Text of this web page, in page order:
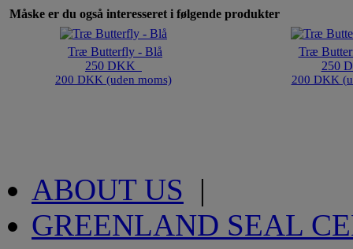
Måske er du også interesseret i følgende produkter
Træ Butterfly - Blå
250 DKK
200 DKK (uden moms)
Træ
250
200 DKK
ABOUT US |
GREENLAND SEAL